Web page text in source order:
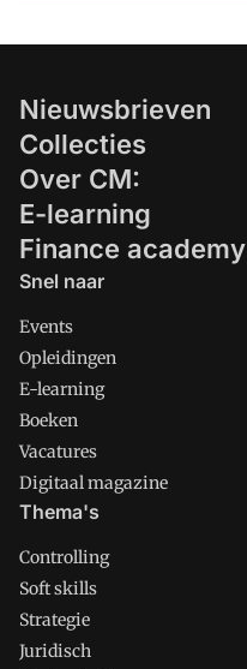
Nieuwsbrieven
Collecties
Over CM:
E-learning
Finance academy
Snel naar
Events
Opleidingen
E-learning
Boeken
Vacatures
Digitaal magazine
Thema's
Controlling
Soft skills
Strategie
Juridisch